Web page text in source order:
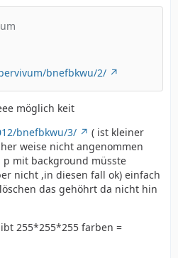
bnefbkwu/2/
möglich keit
bnefbkwu/3/
( ist kleiner
weise nicht angenommen
mit background müsste
nicht ,in diesen fall ok) einfach
das gehöhrt da nicht hin
255*255*255 farben =